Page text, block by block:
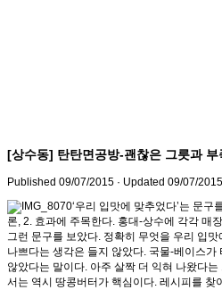
[상수동] 탄탄면공방-괜찮은 그릇과 부
Published 09/07/2015 · Updated 09/07/2015
‘우리 입맛에 맞추었다’는 문구
론, 2. 효과에 주목한다. 홍대-상수에 각각 매
그런 문구를 보았다. 정확히 무엇을 우리 입맛
나쁘다는 생각은 들지 않았다. 국물-베이스
않았다는 말이다. 아주 살짝 더 익혀 나왔다
서는 역시 땅콩버터가 핵심이다. 레시피를 찾